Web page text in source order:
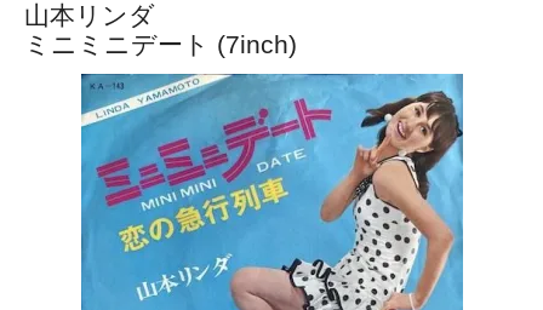
山本リンダ
ミニミニデート (7inch)